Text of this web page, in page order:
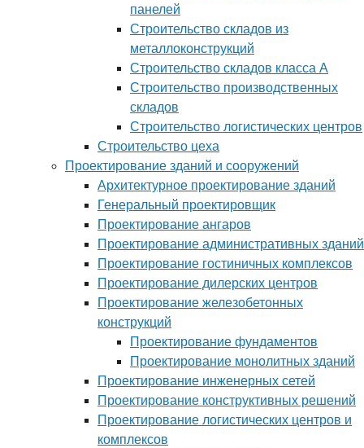
панелей
Строительство складов из
металлоконструкций
Строительство складов класса А
Строительство производственных
складов
Строительство логистических центров
Строительство цеха
Проектирование зданий и сооружений
Архитектурное проектирование зданий
Генеральный проектировщик
Проектирование ангаров
Проектирование административных зданий
Проектирование гостиничных комплексов
Проектирование дилерских центров
Проектирование железобетонных
конструкций
Проектирование фундаментов
Проектирование монолитных зданий
Проектирование инженерных сетей
Проектирование конструктивных решений
Проектирование логистических центров и
комплексов